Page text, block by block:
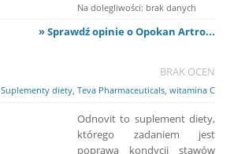
Na dolegliwości: brak danych
» Sprawdź opinie o Opokan Artro...
BRAK OCEN
Suplementy diety Teva Pharmaceuticals witamina C
Odnovit to suplement diety,
którego zadaniem jest
poprawa kondycji stawów